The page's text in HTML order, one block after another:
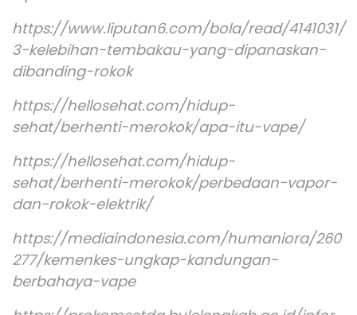
https://www.liputan6.com/bola/read/4141031/
3-kelebihan-tembakau-yang-dipanaskan-
dibanding-rokok
https://hellosehat.com/hidup-
sehat/berhenti-merokok/apa-itu-vape/
https://hellosehat.com/hidup-
sehat/berhenti-merokok/perbedaan-vapor-
dan-rokok-elektrik/
https://mediaindonesia.com/humaniora/260
277/kemenkes-ungkap-kandungan-
berbahaya-vape